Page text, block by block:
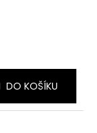
DO KOŠÍKU